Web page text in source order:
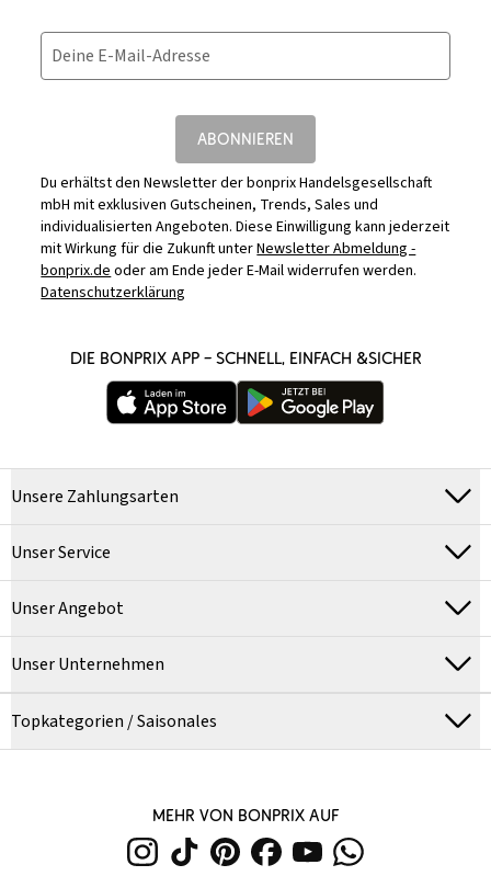
Deine E-Mail-Adresse
ABONNIEREN
Du erhältst den Newsletter der bonprix Handelsgesellschaft
mbH mit exklusiven Gutscheinen, Trends, Sales und
individualisierten Angeboten. Diese Einwilligung kann jederzeit
mit Wirkung für die Zukunft unterNewsletter Abmeldung -
bonprix.deoder am Ende jeder E-Mail widerrufen werden.
Datenschutzerklärung
DIE BONPRIX APP – SCHNELL, EINFACH &SICHER
Unsere Zahlungsarten
Unser Service
Unser Angebot
Unser Unternehmen
Topkategorien / Saisonales
MEHR VON BONPRIX AUF